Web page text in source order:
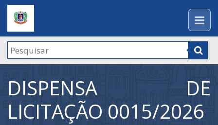
DISPENSA DE
LICITAÇÃO 0015/2026